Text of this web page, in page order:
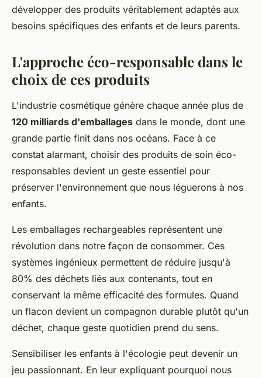
développer des produits véritablement adaptés aux
besoins spécifiques des enfants et de leurs parents.
L'approche éco-responsable dans le
choix de ces produits
L'industrie cosmétique génère chaque année plus de
120 milliards d'emballages dans le monde, dont une
grande partie finit dans nos océans. Face à ce
constat alarmant, choisir des produits de soin éco-
responsables devient un geste essentiel pour
préserver l'environnement que nous léguerons à nos
enfants.
Les emballages rechargeables représentent une
révolution dans notre façon de consommer. Ces
systèmes ingénieux permettent de réduire jusqu'à
80% des déchets liés aux contenants, tout en
conservant la même efficacité des formules. Quand
un flacon devient un compagnon durable plutôt qu'un
déchet, chaque geste quotidien prend du sens.
Sensibiliser les enfants à l'écologie peut devenir un
jeu passionnant. En leur expliquant pourquoi nous